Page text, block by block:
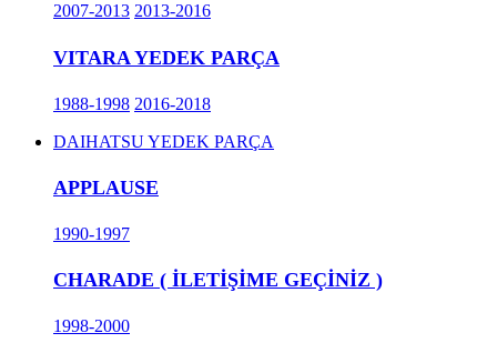
2007-2013 2013-2016
VITARA YEDEK PARÇA
1988-1998 2016-2018
DAIHATSU YEDEK PARÇA
APPLAUSE
1990-1997
CHARADE ( İLETİŞİME GEÇİNİZ )
1998-2000